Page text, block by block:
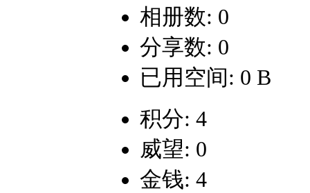
相册数: 0
分享数: 0
已用空间: 0 B
积分: 4
威望: 0
金钱: 4